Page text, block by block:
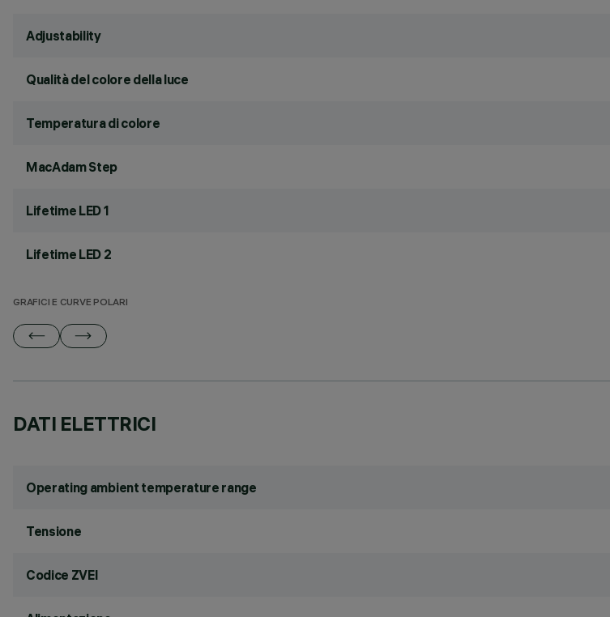
Adjustability
Qualità del colore della luce
Temperatura di colore
MacAdam Step
Lifetime LED 1
Lifetime LED 2
GRAFICI E CURVE POLARI
DATI ELETTRICI
Operating ambient temperature range
Tensione
Codice ZVEI